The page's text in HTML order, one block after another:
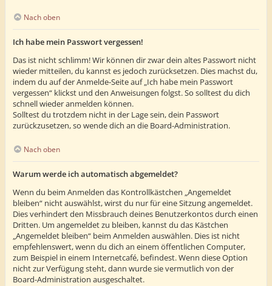
Nach oben
Ich habe mein Passwort vergessen!
Das ist nicht schlimm! Wir können dir zwar dein altes Passwort nicht
wieder mitteilen, du kannst es jedoch zurücksetzen. Dies machst du,
indem du auf der Anmelde-Seite auf „Ich habe mein Passwort
vergessen“ klickst und den Anweisungen folgst. So solltest du dich
schnell wieder anmelden können.
Solltest du trotzdem nicht in der Lage sein, dein Passwort
zurückzusetzen, so wende dich an die Board-Administration.
Nach oben
Warum werde ich automatisch abgemeldet?
Wenn du beim Anmelden das Kontrollkästchen „Angemeldet
bleiben“ nicht auswählst, wirst du nur für eine Sitzung angemeldet.
Dies verhindert den Missbrauch deines Benutzerkontos durch einen
Dritten. Um angemeldet zu bleiben, kannst du das Kästchen
„Angemeldet bleiben“ beim Anmelden auswählen. Dies ist nicht
empfehlenswert, wenn du dich an einem öffentlichen Computer,
zum Beispiel in einem Internetcafé, befindest. Wenn diese Option
nicht zur Verfügung steht, dann wurde sie vermutlich von der
Board-Administration ausgeschaltet.